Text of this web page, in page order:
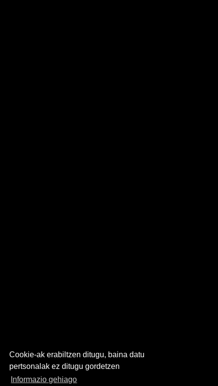
Cookie-ak erabiltzen ditugu, baina datu
pertsonalak ez ditugu gordetzen
Informazio gehiago